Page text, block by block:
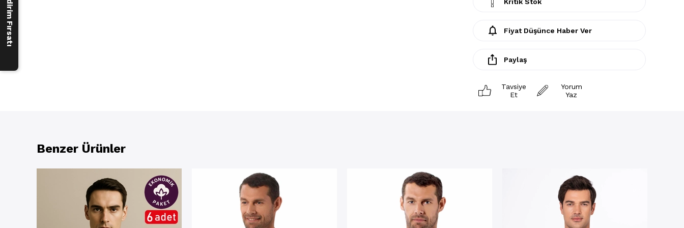
Fiyat Düşünce Haber Ver
Paylaş
Tavsiye
Et
Yorum
Yaz
Benzer Ürünler